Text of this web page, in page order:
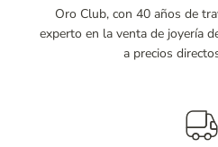
Oro Club, con 40 años de
experto en la venta de joyería
a precios